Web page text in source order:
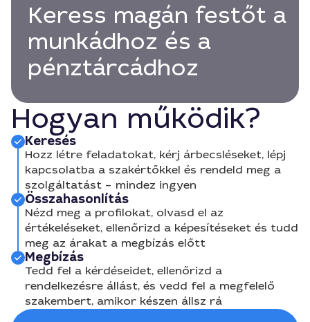
Keress magán festőt a
munkádhoz és a
pénztárcádhoz
Hogyan működik?
Keresés
Hozz létre feladatokat, kérj árbecsléseket, lépj
kapcsolatba a szakértőkkel és rendeld meg a
szolgáltatást – mindez ingyen
Összahasonlítás
Nézd meg a profilokat, olvasd el az
értékeléseket, ellenőrizd a képesítéseket és tudd
meg az árakat a megbízás előtt
Megbízás
Tedd fel a kérdéseidet, ellenőrizd a
rendelkezésre állást, és vedd fel a megfelelő
szakembert, amikor készen állsz rá